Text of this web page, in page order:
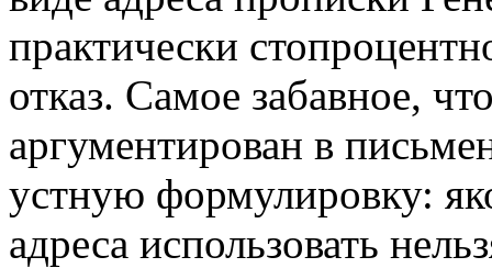
практически
отказ. Самое забавное,
аргументирован в
устную формулировку:
адреса использовать